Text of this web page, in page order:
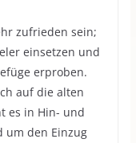
zufrieden sein;
einsetzen und
erproben.
auf die alten
es in Hin- und
um den Einzug